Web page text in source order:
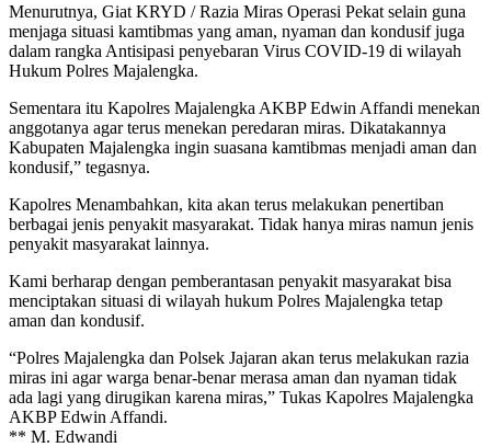
Menurutnya, Giat KRYD / Razia Miras Operasi Pekat selain guna
menjaga situasi kamtibmas yang aman, nyaman dan kondusif juga
dalam rangka Antisipasi penyebaran Virus COVID-19 di wilayah
Hukum Polres Majalengka.
Sementara itu Kapolres Majalengka AKBP Edwin Affandi menekan
anggotanya agar terus menekan peredaran miras. Dikatakannya
Kabupaten Majalengka ingin suasana kamtibmas menjadi aman dan
kondusif,” tegasnya.
Kapolres Menambahkan, kita akan terus melakukan penertiban
berbagai jenis penyakit masyarakat. Tidak hanya miras namun jenis
penyakit masyarakat lainnya.
Kami berharap dengan pemberantasan penyakit masyarakat bisa
menciptakan situasi di wilayah hukum Polres Majalengka tetap
aman dan kondusif.
“Polres Majalengka dan Polsek Jajaran akan terus melakukan razia
miras ini agar warga benar-benar merasa aman dan nyaman tidak
ada lagi yang dirugikan karena miras,” Tukas Kapolres Majalengka
AKBP Edwin Affandi.
** M. Edwandi